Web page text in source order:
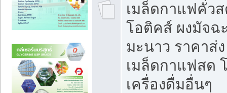
เมล็ดกาแฟคั่ว
โอติคส์ ผงมัจฉ
มะนาว ราคาส่
เมล็ดกาแฟสด
เครื่องดื่มอื่นๆ